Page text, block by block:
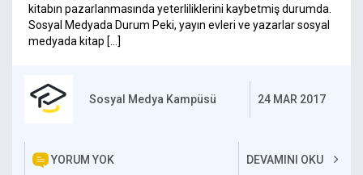
kitabın pazarlanmasında yeterliliklerini kaybetmiş durumda.
Sosyal Medyada Durum Peki, yayın evleri ve yazarlar sosyal
medyada kitap […]
Sosyal Medya Kampüsü 24 MAR 2017
YORUM YOK DEVAMINI OKU